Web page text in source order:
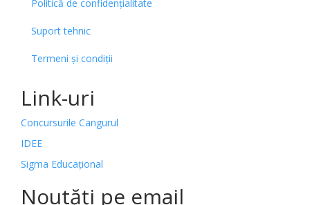
Politică de confidențialitate
Suport tehnic
Termeni și condiții
Link-uri
Concursurile Cangurul
IDEE
Sigma Educațional
Noutăți pe email